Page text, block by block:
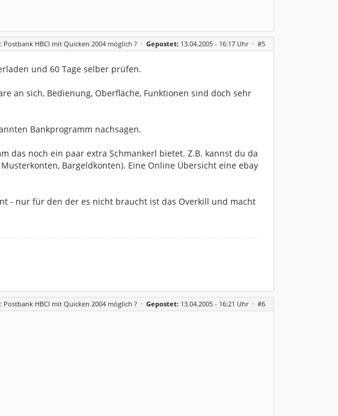
Postbank HBCI mit Quicken 2004 möglich ? · Gepostet: 13.04.2005 - 16:17 Uhr · #5
und 60 Tage selber prüfen.
an sich, Bedienung, Oberfläche, Funktionen sind doch sehr
Bankprogramm nachsagen.
das noch ein paar extra Schmankerl bietet. Z.B. kannst du da
Bargeldkonten). Eine Online Übersicht eine ebay
- nur für den der es nicht braucht ist das Overkill und macht
Postbank HBCI mit Quicken 2004 möglich ? · Gepostet: 13.04.2005 - 16:21 Uhr · #6